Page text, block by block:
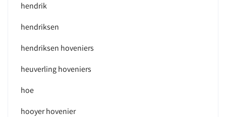
hendrik
hendriksen
hendriksen hoveniers
heuverling hoveniers
hoe
hooyer hovenier